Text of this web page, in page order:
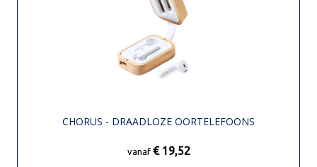
CHORUS - DRAADLOZE OORTELEFOONS
vanaf € 19,52